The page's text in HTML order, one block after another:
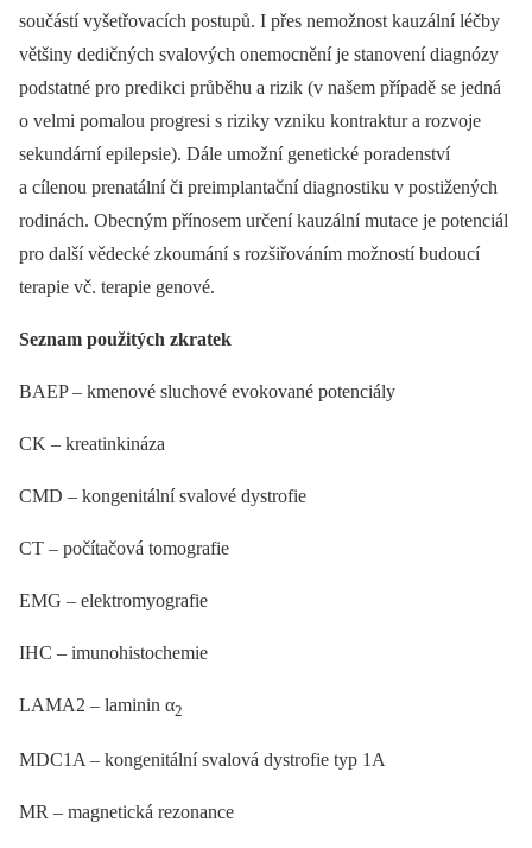
součástí vyšetřovacích postupů. I přes nemožnost kauzální léčby
většiny dedičných svalových onemocnění je stanovení diagnózy
podstatné pro predikci průběhu a rizik (v našem případě se jedná
o velmi pomalou progresi s riziky vzniku kontraktur a rozvoje
sekundární epilepsie). Dále umožní genetické poradenství
a cílenou prenatální či preimplantační diagnostiku v postižených
rodinách. Obecným přínosem určení kauzální mutace je potenciál
pro další vědecké zkoumání s rozšiřováním možností budoucí
terapie vč. terapie genové.
Seznam použitých zkratek
BAEP –⁠ kmenové sluchové evokované potenciály
CK –⁠ kreatinkináza
CMD –⁠ kongenitální svalové dystrofie
CT –⁠ počítačová tomografie
EMG –⁠ elektromyografie
IHC –⁠ imunohistochemie
LAMA2 –⁠ laminin α2
MDC1A –⁠ kongenitální svalová dystrofie typ 1A
MR –⁠ magnetická rezonance